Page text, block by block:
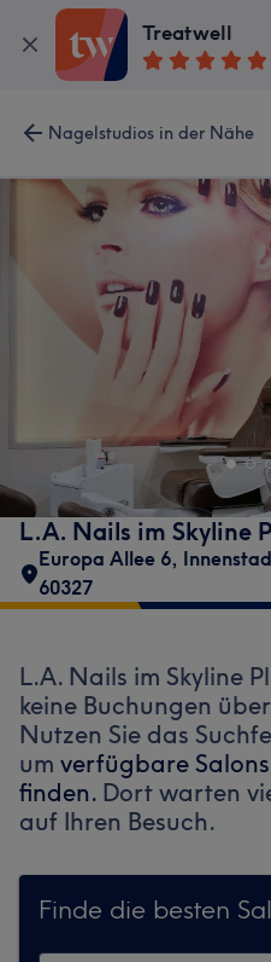
Treatwell
Nagelstudios in der Nähe
L.A. Nails im Skyline
Europa Allee 6,
60327
L.A. Nails im Skyline
keine Buchungen
Nutzen Sie das
um verfügbare
finden. Dort warten
auf Ihren Besuch.
Finde die besten